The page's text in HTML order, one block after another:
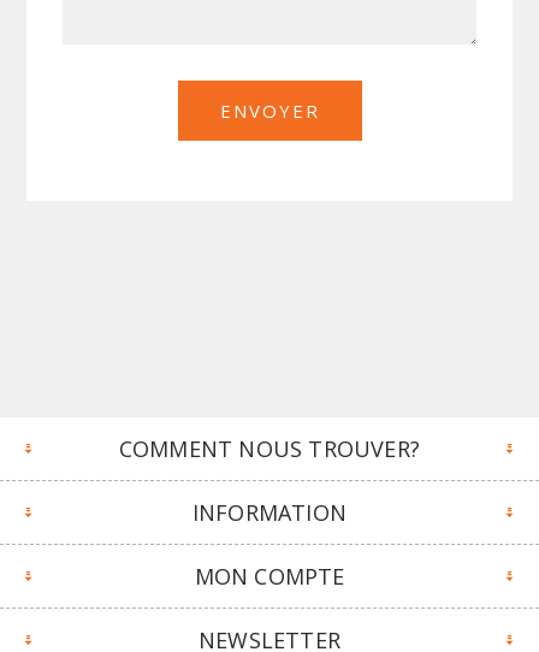
COMMENT NOUS TROUVER?
INFORMATION
MON COMPTE
NEWSLETTER